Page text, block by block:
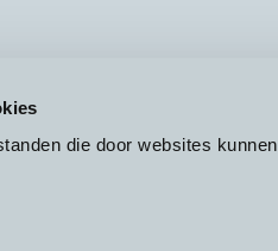
die door websites